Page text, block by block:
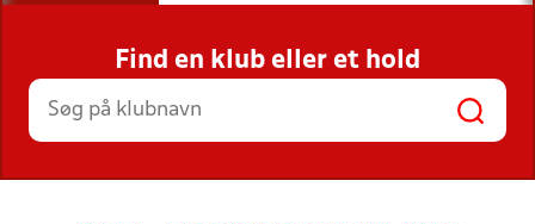
INDHOLD OG NYHEDER
STILLINGER, RESULTATER, KLUBBER OG
HOLD
Find en klub eller et hold